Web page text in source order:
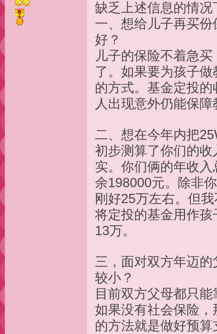
缺乏上述信息的情
一、想给儿子再买
好？
儿子的保险不着急
了。如果要为孩子
的方式。基金定投
人出现意外仍能保
二、想在今年内把
初步测算了你们的
实。你们俩的年收
余198000元。除非
刚好25万左右。但
将定投的基金用作
13万。
三，面对双方年迈
较小？
目前双方父母都只
如果没有社会保险
的方法就是做好预